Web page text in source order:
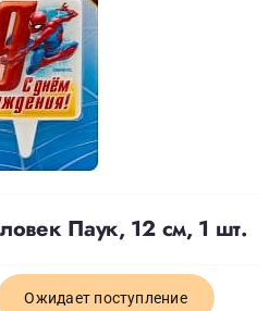
Паук, 12 см, 1 шт.
Ожидает поступление